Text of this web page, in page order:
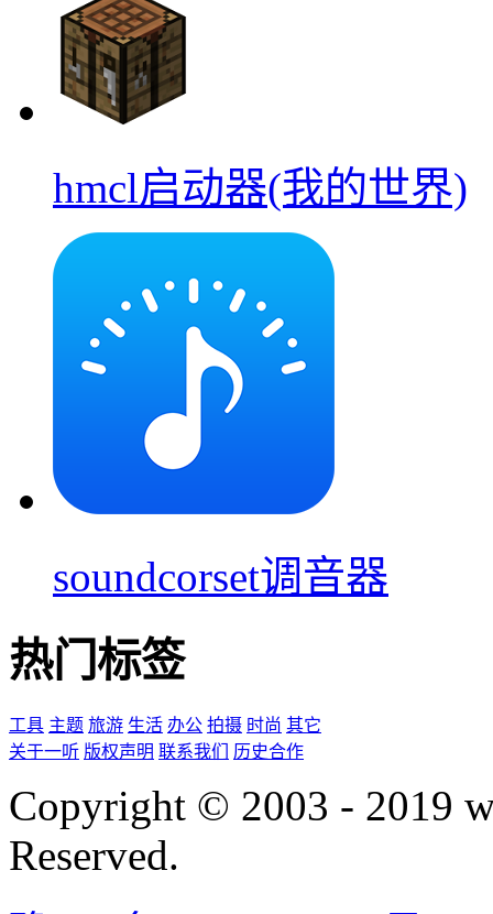
hmcl启动器(我的世界)
soundcorset调音器
热门标签
工具 主题 旅游 生活 办公 拍摄 时尚 其它
关于一听 版权声明 联系我们 历史合作
Copyright © 2003 - 2019
Reserved.